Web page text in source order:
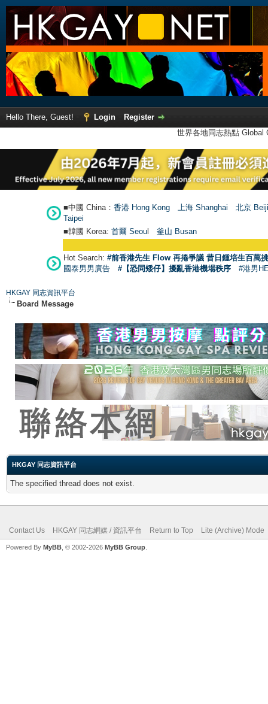
Hello There, Guest! Login
Register
世界各地同志熱點
■中國 China： 香港 Hong Kong 上海 Shanghai
北京
Taipei
■韓國 Korea: 首爾 Seoul 釜山 Busan
Hot Search: #前香港先生 Flow 再捲爭議 昔日鍾培生百萬
國泰男男廣告
#【恐同矮仔】擾亂香港機場秩序 #港男
HKGAY 同志資訊平台
Board Message
HKGAY 同志資訊平台
The specified thread does not exist.
Contact Us HKGAY 同志網媒 / 資訊平台 Return to Top Lite (Archive) Mode
Powered By MyBB , © 2002-2026 MyBB Group